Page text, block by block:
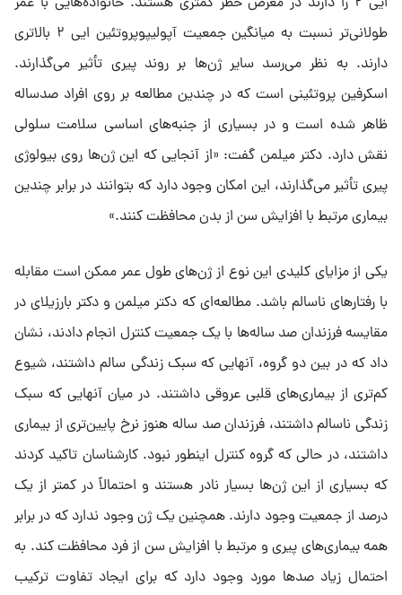
طولانی‌تر نسبت به میانگین جمعیت آپولیپوپروتئین ایی ۲ بالاتری
دارند. به نظر می‌رسد سایر ژن‌ها بر روند پیری تأثیر می‌گذارند.
اسکرفین پروتئینی است که در چندین مطالعه بر روی افراد صدساله
ظاهر شده است و در بسیاری از جنبه‌های اساسی سلامت سلولی
نقش دارد. دکتر میلمن گفت: «از آنجایی که این ژن‌ها روی بیولوژی
پیری تأثیر می‌گذارند، این امکان وجود دارد که بتوانند در برابر چندین
بیماری مرتبط با افزایش سن از بدن محافظت کنند.»
یکی از مزایای کلیدی این نوع از ژن‌های طول عمر ممکن است مقابله
با رفتار‌های ناسالم باشد. مطالعه‌ای که دکتر میلمن و دکتر بارزیلای در
مقایسه فرزندان صد ساله‌ها با یک جمعیت کنترل انجام دادند، نشان
داد که در بین دو گروه، آنهایی که سبک زندگی سالم داشتند، شیوع
کم‌تری از بیماری‌های قلبی عروقی داشتند. در میان آنهایی که سبک
زندگی ناسالم داشتند، فرزندان صد ساله هنوز نرخ پایین‌تری از بیماری
داشتند، در حالی که گروه کنترل اینطور نبود. کارشناسان تاکید کردند
که بسیاری از این ژن‌ها بسیار نادر هستند و احتمالاً در کمتر از یک
درصد از جمعیت وجود دارند. همچنین یک ژن وجود ندارد که در برابر
همه بیماری‌های پیری و مرتبط با افزایش سن از فرد محافظت کند. به
احتمال زیاد صد‌ها مورد وجود دارد که برای ایجاد تفاوت ترکیب